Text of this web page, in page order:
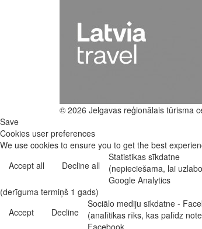
© 2026 Jelgavas reģionālais tūrisma
Save
Cookies user preferences
We use cookies to ensure you to get the best
Accept all
Decline all
Statistikas sīkdatne
(nepieciešama, lai
Google Analytics
(derīguma termiņš 1 gads)
Accept
Decline
Sociālo mediju sīkdatne -
(analītikas rīks, kas palīdz
Facebook